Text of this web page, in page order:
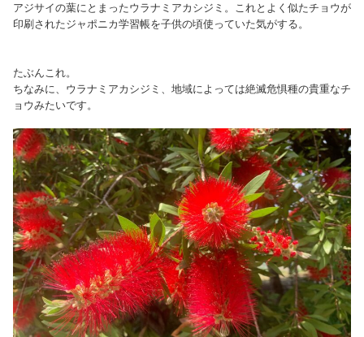
アジサイの葉にとまったウラナミアカシジミ。これとよく似たチョウが
印刷されたジャポニカ学習帳を子供の頃使っていた気がする。
たぶんこれ。
ちなみに、ウラナミアカシジミ、地域によっては絶滅危惧種の貴重なチ
ョウみたいです。